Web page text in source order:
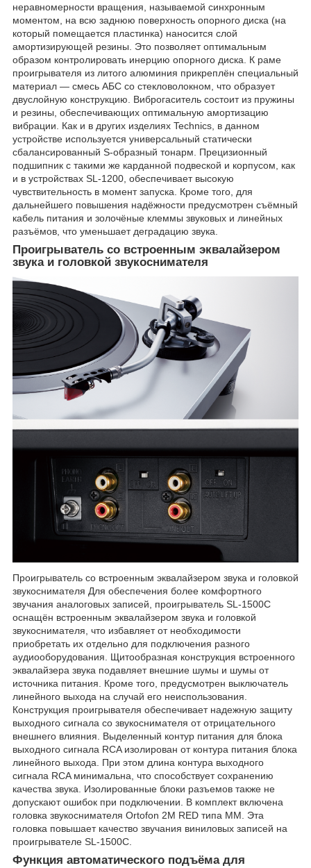
неравномерности вращения, называемой синхронным
моментом, на всю заднюю поверхность опорного диска (на
который помещается пластинка) наносится слой
амортизирующей резины. Это позволяет оптимальным
образом контролировать инерцию опорного диска. К раме
проигрывателя из литого алюминия прикреплён специальный
материал — смесь АБС со стекловолокном, что образует
двуслойную конструкцию. Виброгаситель состоит из пружины
и резины, обеспечивающих оптимальную амортизацию
вибрации. Как и в других изделиях Technics, в данном
устройстве используется универсальный статически
сбалансированный S-образный тонарм. Прецизионный
подшипник с такими же карданной подвеской и корпусом, как
и в устройствах SL-1200, обеспечивает высокую
чувствительность в момент запуска. Кроме того, для
дальнейшего повышения надёжности предусмотрен съёмный
кабель питания и золочёные клеммы звуковых и линейных
разъёмов, что уменьшает деградацию звука.
Проигрыватель со встроенным эквалайзером
звука и головкой звукоснимателя
Проигрыватель со встроенным эквалайзером звука и головкой
звукоснимателя Для обеспечения более комфортного
звучания аналоговых записей, проигрыватель SL-1500C
оснащён встроенным эквалайзером звука и головкой
звукоснимателя, что избавляет от необходимости
приобретать их отдельно для подключения разного
аудиооборудования. Щитообразная конструкция встроенного
эквалайзера звука подавляет внешние шумы и шумы от
источника питания. Кроме того, предусмотрен выключатель
линейного выхода на случай его неиспользования.
Конструкция проигрывателя обеспечивает надежную защиту
выходного сигнала со звукоснимателя от отрицательного
внешнего влияния. Выделенный контур питания для блока
выходного сигнала RCA изолирован от контура питания блока
линейного выхода. При этом длина контура выходного
сигнала RCA минимальна, что способствует сохранению
качества звука. Изолированные блоки разъемов также не
допускают ошибок при подключении. В комплект включена
головка звукоснимателя Ortofon 2M RED типа MM. Эта
головка повышает качество звучания виниловых записей на
проигрывателе SL-1500C.
Функция автоматического подъёма для